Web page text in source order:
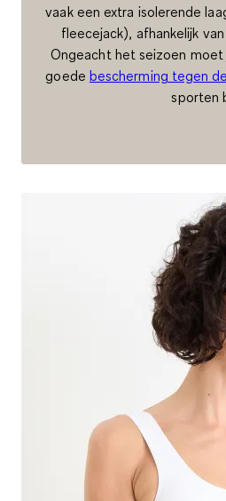
vaak een extra isolerende
fleecejack), afhankelijk
Ongeacht het seizoen
goede bescherming tegen
sporten